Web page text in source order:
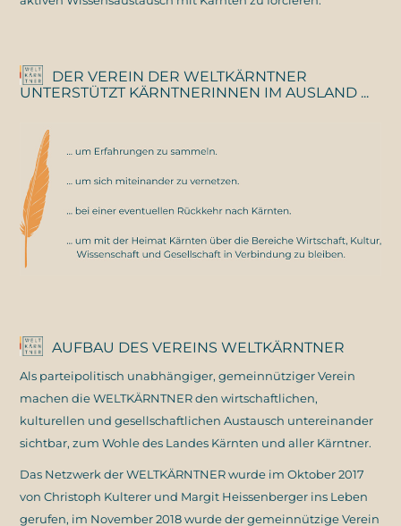
DER VEREIN DER WELTKÄRNTNER
UNTERSTÜTZT KÄRNTNERINNEN IM AUSLAND ...
AUFBAU DES VEREINS WELTKÄRNTNER
Als parteipolitisch unabhängiger, gemeinnütziger Verein
machen die WELTKÄRNTNER den wirtschaftlichen,
kulturellen und gesellschaftlichen Austausch untereinander
sichtbar, zum Wohle des Landes Kärnten und aller Kärntner.
Das Netzwerk der WELTKÄRNTNER wurde im Oktober 2017
von Christoph Kulterer und Margit Heissenberger ins Leben
gerufen, im November 2018 wurde der gemeinnützige Verein